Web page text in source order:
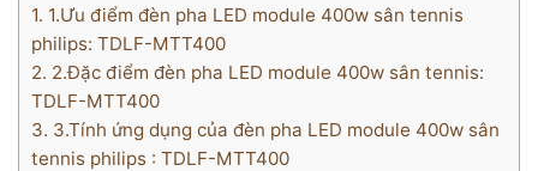
1. 1.Ưu điểm đèn pha LED module 400w sân tennis
philips: TDLF-MTT400
2. 2.Đặc điểm đèn pha LED module 400w sân tennis:
TDLF-MTT400
3. 3.Tính ứng dụng của đèn pha LED module 400w sân
tennis philips : TDLF-MTT400